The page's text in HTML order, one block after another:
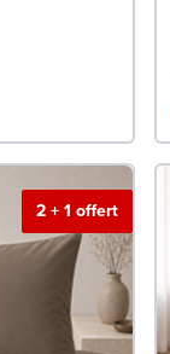
2 + 1 offert